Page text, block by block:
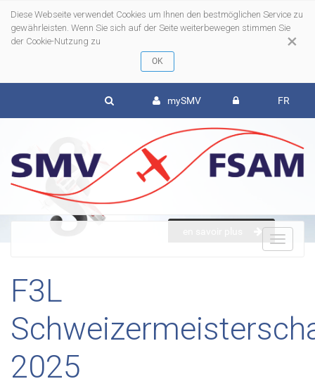
×
Diese Webseite verwendet Cookies um Ihnen den bestmöglichen Service zu
gewährleisten. Wenn Sie sich auf der Seite weiterbewegen stimmen Sie
der Cookie-Nutzung zu
mySMV FR
F3L
2025